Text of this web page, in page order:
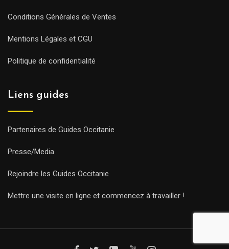
Conditions Générales de Ventes
Mentions Légales et CGU
Politique de confidentialité
Liens guides
Partenaires de Guides Occitanie
Presse/Media
Rejoindre les Guides Occitanie
Mettre une visite en ligne et commencez à travailler !